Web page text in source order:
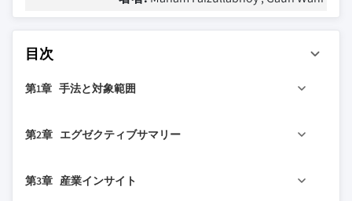
目次
第1章 手法と対象範囲
1.2 調査設計
1.2.2 データ収集方法
第2章 エグゼクティブサマリー
第3章 産業インサイト